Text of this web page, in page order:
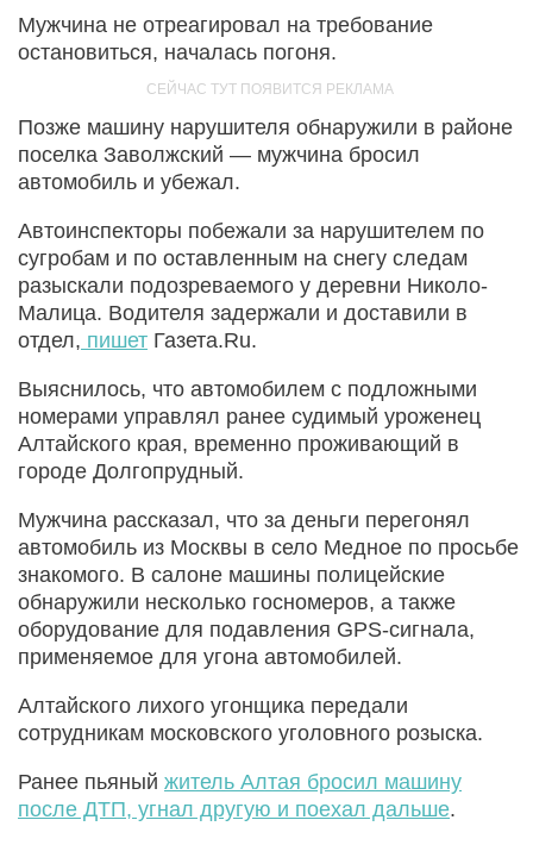
Мужчина не отреагировал на требование
остановиться, началась погоня.
Позже машину нарушителя обнаружили в районе
поселка Заволжский — мужчина бросил
автомобиль и убежал.
Автоинспекторы побежали за нарушителем по
сугробам и по оставленным на снегу следам
разыскали подозреваемого у деревни Николо-
Малица. Водителя задержали и доставили в
отдел, пишет Газета.Ru.
Выяснилось, что автомобилем с подложными
номерами управлял ранее судимый уроженец
Алтайского края, временно проживающий в
городе Долгопрудный.
Мужчина рассказал, что за деньги перегонял
автомобиль из Москвы в село Медное по просьбе
знакомого. В салоне машины полицейские
обнаружили несколько госномеров, а также
оборудование для подавления GPS-сигнала,
применяемое для угона автомобилей.
Алтайского лихого угонщика передали
сотрудникам московского уголовного розыска.
Ранее пьяный житель Алтая бросил машину
после ДТП, угнал другую и поехал дальше.